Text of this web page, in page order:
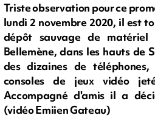
Triste observation pour ce
lundi 2 novembre 2020, il est
dépôt sauvage de matériel
Bellemène, dans les hauts de
des dizaines de
consoles de jeux vidéo
Accompagné d'amis il a
(vidéo Emiien Gateau)